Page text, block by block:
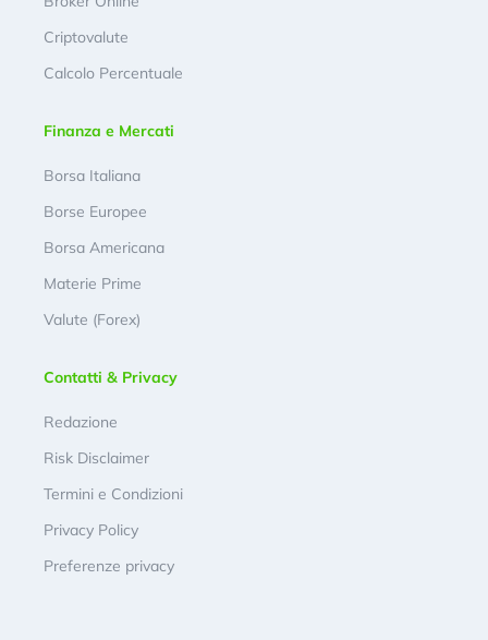
Criptovalute
Calcolo Percentuale
Finanza e Mercati
Borsa Italiana
Borse Europee
Borsa Americana
Materie Prime
Valute (Forex)
Contatti & Privacy
Redazione
Risk Disclaimer
Termini e Condizioni
Privacy Policy
Preferenze privacy